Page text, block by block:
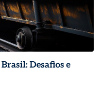
Desafios e